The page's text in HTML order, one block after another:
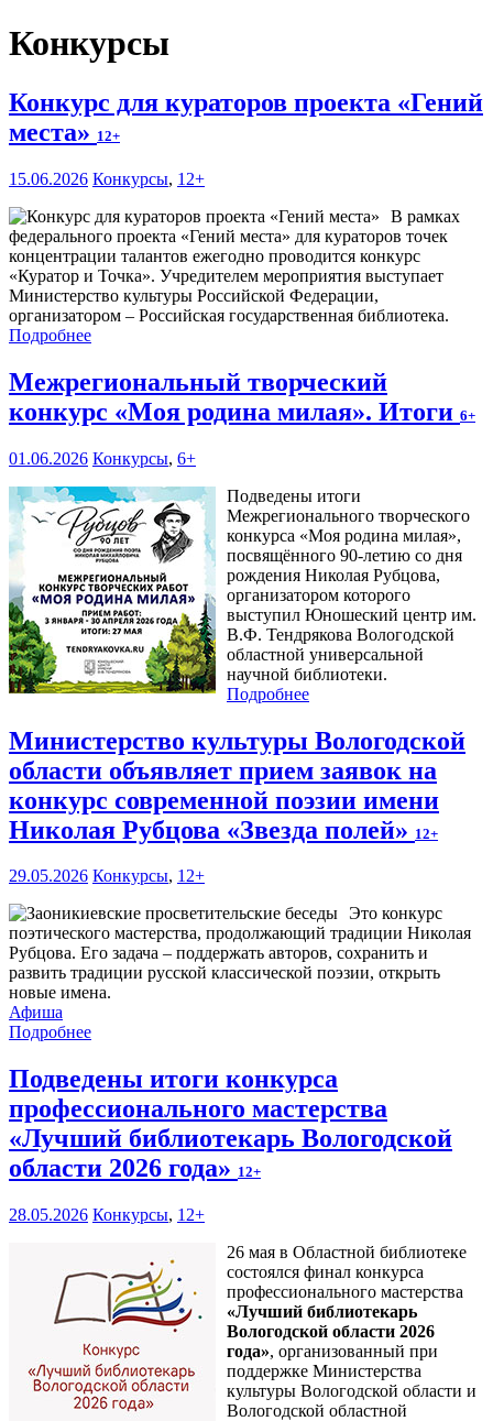
Конкурсы
Конкурс для кураторов проекта «Гений
места» 12+
15.06.2026 Конкурсы, 12+
В рамках
федерального проекта «Гений места» для кураторов точек
концентрации талантов ежегодно проводится конкурс
«Куратор и Точка». Учредителем мероприятия выступает
Министерство культуры Российской Федерации,
организатором – Российская государственная библиотека.
Подробнее
Межрегиональный творческий
конкурс «Моя родина милая». Итоги 6+
01.06.2026 Конкурсы, 6+
Подведены итоги
Межрегионального творческого
конкурса «Моя родина милая»,
посвящённого 90-летию со дня
рождения Николая Рубцова,
организатором которого
выступил Юношеский центр им.
В.Ф. Тендрякова Вологодской
областной универсальной
научной библиотеки.
Подробнее
Министерство культуры Вологодской
области объявляет прием заявок на
конкурс современной поэзии имени
Николая Рубцова «Звезда полей» 12+
29.05.2026 Конкурсы, 12+
Это конкурс
поэтического мастерства, продолжающий традиции Николая
Рубцова. Его задача – поддержать авторов, сохранить и
развить традиции русской классической поэзии, открыть
новые имена.
Афиша
Подробнее
Подведены итоги конкурса
профессионального мастерства
«Лучший библиотекарь Вологодской
области 2026 года» 12+
28.05.2026 Конкурсы, 12+
26 мая в Областной библиотеке
состоялся финал конкурса
профессионального мастерства
«Лучший библиотекарь
Вологодской области 2026
года», организованный при
поддержке Министерства
культуры Вологодской области и
Вологодской областной